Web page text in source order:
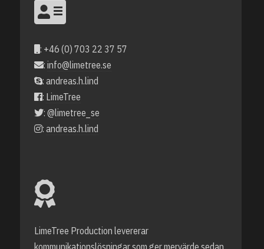
: +46 (0) 703 22 37 57
: info@limetree.se
: andreas.h.lind
: LimeTree
: @limetree_se
: andreas.h.lind
LimeTree Production levererar
kommunikationslösningar som ger mervärde sedan